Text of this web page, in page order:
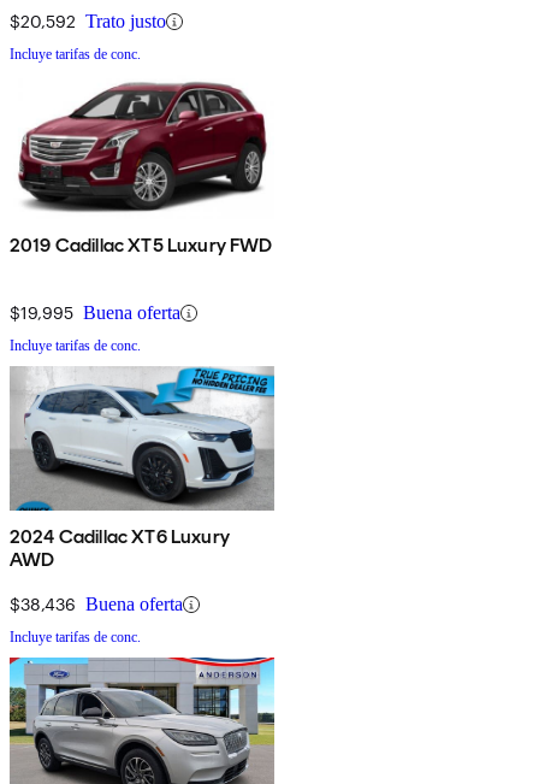
$20,592 Trato justo
Incluye tarifas de conc.
2019 Cadillac XT5 Luxury FWD
$19,995 Buena oferta
Incluye tarifas de conc.
2024 Cadillac XT6 Luxury
AWD
$38,436 Buena oferta
Incluye tarifas de conc.